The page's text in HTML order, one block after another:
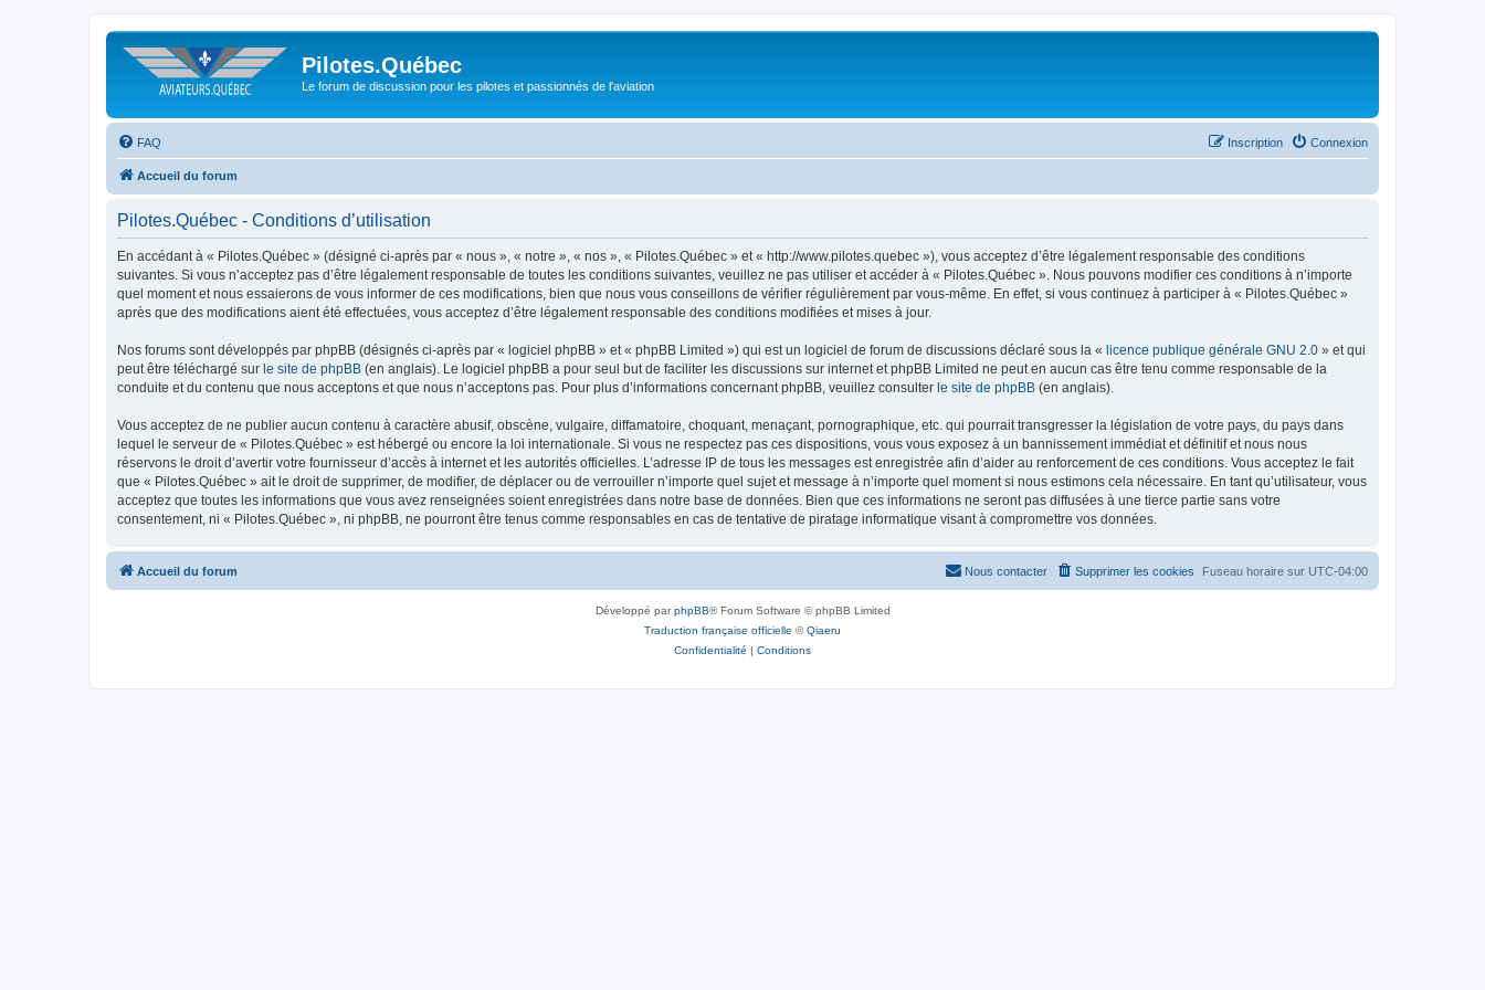
Pilotes.Québec
Le forum de discussion pour les pilotes et passionnés de l'aviation
FAQ Connexion
Inscription
Accueil du forum
Pilotes.Québec - Conditions d’utilisation
En accédant à « Pilotes.Québec » (désigné ci-après par « nous », « notre », « nos », « Pilotes.Québec » et « http://www.pilotes.quebec »), vous acceptez d’être légalement responsable des conditions
suivantes. Si vous n’acceptez pas d’être légalement responsable de toutes les conditions suivantes, veuillez ne pas utiliser et accéder à « Pilotes.Québec ». Nous pouvons modifier ces conditions à n’importe
quel moment et nous essaierons de vous informer de ces modifications, bien que nous vous conseillons de vérifier régulièrement par vous-même. En effet, si vous continuez à participer à « Pilotes.Québec »
après que des modifications aient été effectuées, vous acceptez d’être légalement responsable des conditions modifiées et mises à jour.
Nos forums sont développés par phpBB (désignés ci-après par « logiciel phpBB » et « phpBB Limited ») qui est un logiciel de forum de discussions déclaré sous la « licence publique générale GNU 2.0 » et qui
peut être téléchargé sur le site de phpBB (en anglais). Le logiciel phpBB a pour seul but de faciliter les discussions sur internet et phpBB Limited ne peut en aucun cas être tenu comme responsable de la
conduite et du contenu que nous acceptons et que nous n’acceptons pas. Pour plus d’informations concernant phpBB, veuillez consulter le site de phpBB (en anglais).
Vous acceptez de ne publier aucun contenu à caractère abusif, obscène, vulgaire, diffamatoire, choquant, menaçant, pornographique, etc. qui pourrait transgresser la législation de votre pays, du pays dans
lequel le serveur de « Pilotes.Québec » est hébergé ou encore la loi internationale. Si vous ne respectez pas ces dispositions, vous vous exposez à un bannissement immédiat et définitif et nous nous
réservons le droit d’avertir votre fournisseur d’accès à internet et les autorités officielles. L’adresse IP de tous les messages est enregistrée afin d’aider au renforcement de ces conditions. Vous acceptez le fait
que « Pilotes.Québec » ait le droit de supprimer, de modifier, de déplacer ou de verrouiller n’importe quel sujet et message à n’importe quel moment si nous estimons cela nécessaire. En tant qu’utilisateur, vous
acceptez que toutes les informations que vous avez renseignées soient enregistrées dans notre base de données. Bien que ces informations ne seront pas diffusées à une tierce partie sans votre
consentement, ni « Pilotes.Québec », ni phpBB, ne pourront être tenus comme responsables en cas de tentative de piratage informatique visant à compromettre vos données.
Accueil du forum Fuseau horaire sur UTC-04:00
Supprimer les cookies
Nous contacter
Développé parphpBB® Forum Software © phpBB Limited
Traduction française officielle ©Qiaeru
Confidentialité | Conditions